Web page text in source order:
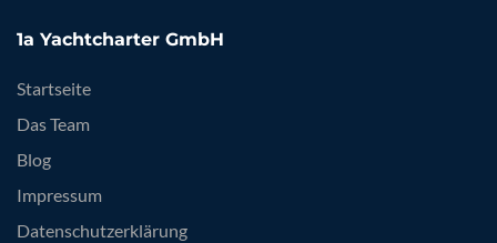
1a Yachtcharter GmbH
Startseite
Das Team
Blog
Impressum
Datenschutzerklärung